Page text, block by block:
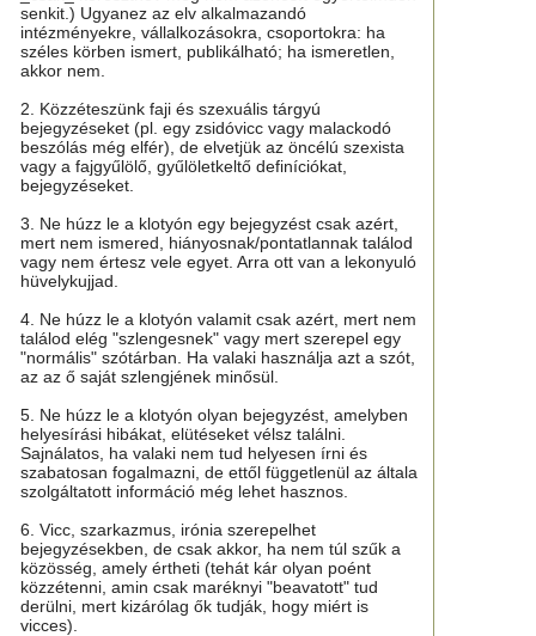
senkit.) Ugyanez az elv alkalmazandó
intézményekre, vállalkozásokra, csoportokra: ha
széles körben ismert, publikálható; ha ismeretlen,
akkor nem.
2. Közzéteszünk faji és szexuális tárgyú
bejegyzéseket (pl. egy zsidóvicc vagy malackodó
beszólás még elfér), de elvetjük az öncélú szexista
vagy a fajgyűlölő, gyűlöletkeltő definíciókat,
bejegyzéseket.
3. Ne húzz le a klotyón egy bejegyzést csak azért,
mert nem ismered, hiányosnak/pontatlannak találod
vagy nem értesz vele egyet. Arra ott van a lekonyuló
hüvelykujjad.
4. Ne húzz le a klotyón valamit csak azért, mert nem
találod elég "szlengesnek" vagy mert szerepel egy
"normális" szótárban. Ha valaki használja azt a szót,
az az ő saját szlengjének minősül.
5. Ne húzz le a klotyón olyan bejegyzést, amelyben
helyesírási hibákat, elütéseket vélsz találni.
Sajnálatos, ha valaki nem tud helyesen írni és
szabatosan fogalmazni, de ettől függetlenül az általa
szolgáltatott információ még lehet hasznos.
6. Vicc, szarkazmus, irónia szerepelhet
bejegyzésekben, de csak akkor, ha nem túl szűk a
közösség, amely értheti (tehát kár olyan poént
közzétenni, amin csak maréknyi "beavatott" tud
derülni, mert kizárólag ők tudják, hogy miért is
vicces).